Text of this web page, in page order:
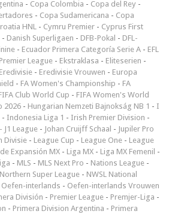
- Copa Colombia - Copa del Rey -
- Copa Sudamericana - Copa
HNL - Cymru Premier - Cyprus First
- Danish Superligaen - DFB-Pokal - DFL-
- Ecuador Primera Categoría Serie A - EFL
League - Ekstraklasa - Eliteserien -
Eredivisie - Eredivisie Vrouwen - Europa
- FA Women's Championship - FA
Club World Cup - FIFA Women's World
2026 - Hungarian Nemzeti Bajnokság NB 1 - I
- Indonesia Liga 1 - Irish Premier Division -
J1 League - Johan Cruijff Schaal - Jupiler Pro
Divisie - League Cup - League One - League
Expansión MX - Liga MX - Liga MX Femenil -
- MLS - MLS Next Pro - Nations League -
Northern Super League - NWSL National
Oefen-interlands - Oefen-interlands Vrouwen
División - Premier League - Premjer-Liga -
- Primera Division Argentina - Primera